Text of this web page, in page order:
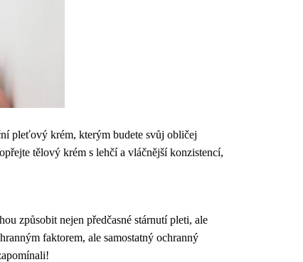
pleťový krém, kterým budete svůj obličej
tělový krém s lehčí a vláčnější konzistencí,
způsobit nejen předčasné stárnutí pleti, ale
faktorem, ale samostatný ochranný